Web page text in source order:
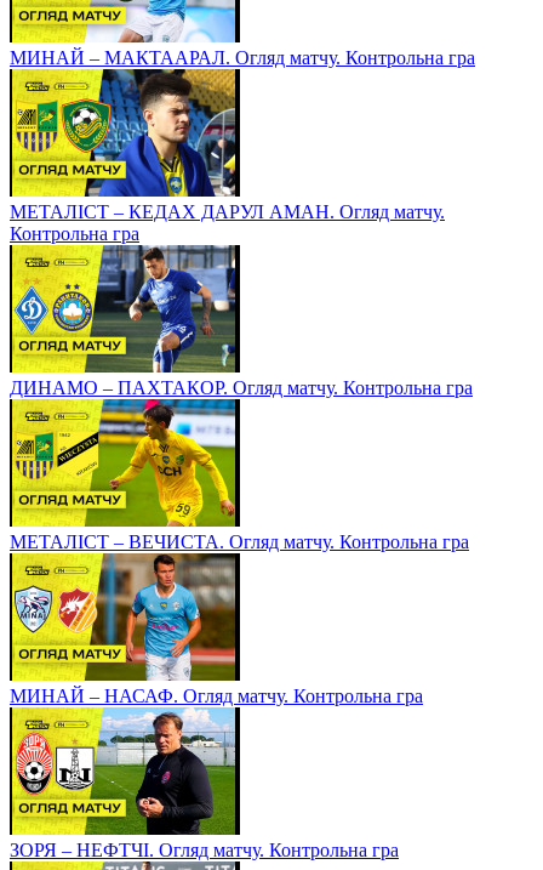
МИНАЙ – МАКТААРАЛ. Огляд матчу. Контрольна гра
МЕТАЛІСТ – КЕДАХ ДАРУЛ АМАН. Огляд матчу.
Контрольна гра
ДИНАМО – ПАХТАКОР. Огляд матчу. Контрольна гра
МЕТАЛІСТ – ВЕЧИСТА. Огляд матчу. Контрольна гра
МИНАЙ – НАСАФ. Огляд матчу. Контрольна гра
ЗОРЯ – НЕФТЧІ. Огляд матчу. Контрольна гра